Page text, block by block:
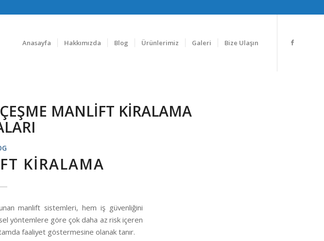
Anasayfa Hakkımızda Blog Ürünlerimiz Galeri Bize Ulaşın
ÇEŞME MANLIFT KIRALAMA
KIRALAMA
manlift sistemleri, hem iş güvenliğini
yöntemlere göre çok daha az risk içeren
faaliyet göstermesine olanak tanır.